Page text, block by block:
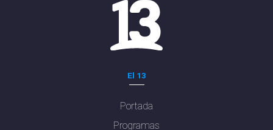
El 13
Portada
Programas